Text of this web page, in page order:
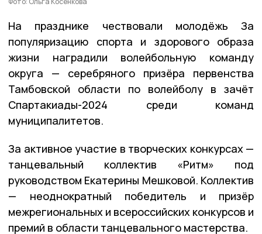
На празднике чествовали молодёжь За
популяризацию спорта и здорового образа
жизни наградили волейбольную команду
округа — серебряного призёра первенства
Тамбовской области по волейболу в зачёт
Спартакиады-2024 среди команд
муниципалитетов.
За активное участие в творческих конкурсах —
танцевальный коллектив «Ритм» под
руководством Екатерины Мешковой. Коллектив
— неоднократный победитель и призёр
межрегиональных и всероссийских конкурсов и
премий в области танцевального мастерства.